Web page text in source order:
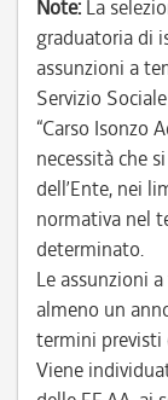
Note: La
graduatoria di
assunzioni a
Servizio
“Carso Isonzo
necessità che
dell’Ente, nei
normativa nel
determinato.
Le assunzioni
almeno un
termini previsti
Viene